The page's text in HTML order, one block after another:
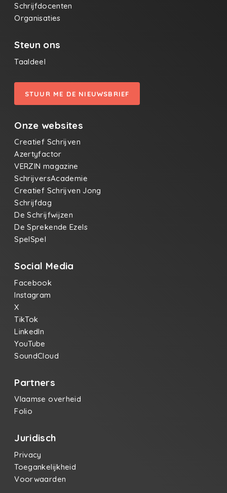
Schrijfdocenten
Organisaties
Steun ons
Taaldeel
STUUR ME DE NIEUWSBRIEF
Onze websites
Creatief Schrijven
Azertyfactor
VERZIN magazine
SchrijversAcademie
Creatief Schrijven Jong
Schrijfdag
De Schrijfwijzen
De Sprekende Ezels
SpelSpel
Social Media
Facebook
Instagram
X
TikTok
LinkedIn
YouTube
SoundCloud
Partners
Vlaamse overheid
Folio
Juridisch
Privacy
Toegankelijkheid
Voorwaarden